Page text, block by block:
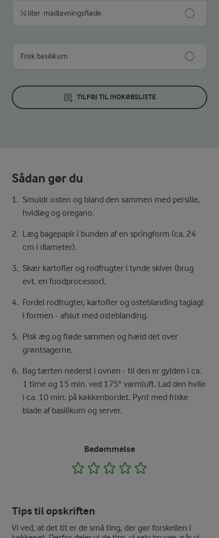
¼ liter madlavningsfløde
Frisk basilikum
TILFØJ TIL INDKØBSLISTE
Sådan gør du
Smuldr osten og bland den sammen med persille,
hvidløg og oregano.
Læg bagepapir i bunden af en springform (ca. 24
cm i diameter).
Skær kartofler og rodfrugter i tynde skiver (brug
evt. en foodprocessor).
Fordel rodfrugter, kartofler og osteblanding taglagt
i formen - afslut med osteblanding.
Pisk æg og fløde sammen og hæld det over
grøntsagerne.
Bag tærten nederst i ovnen - til den er gylden i ca.
1 time og 15 min. ved 175° varmluft. Lad den hvile
i ca. 10 min. på køkkenbordet. Pynt med friske
blade af basilikum og server.
Bedømmelse
1 2 3 4
Tips til opskriften
Vi ved, at det tit er de små ting, der gør forskellen i